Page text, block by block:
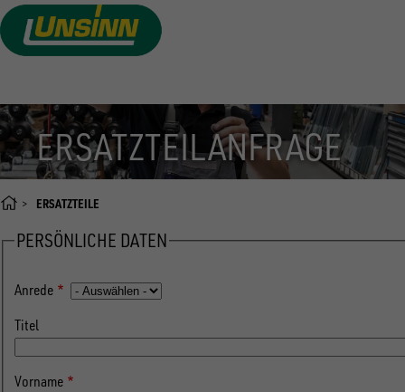
Direkt
zum
Inhalt
ERSATZTEILANFRAGE
ERSATZTEILE
PERSÖNLICHE DATEN
Anrede
Titel
Vorname